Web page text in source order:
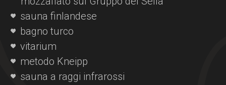
Camere
Condizioni generali
Offerte
sauna finlandese
bagno turco
vitarium
metodo Kneipp
sauna a raggi infrarossi